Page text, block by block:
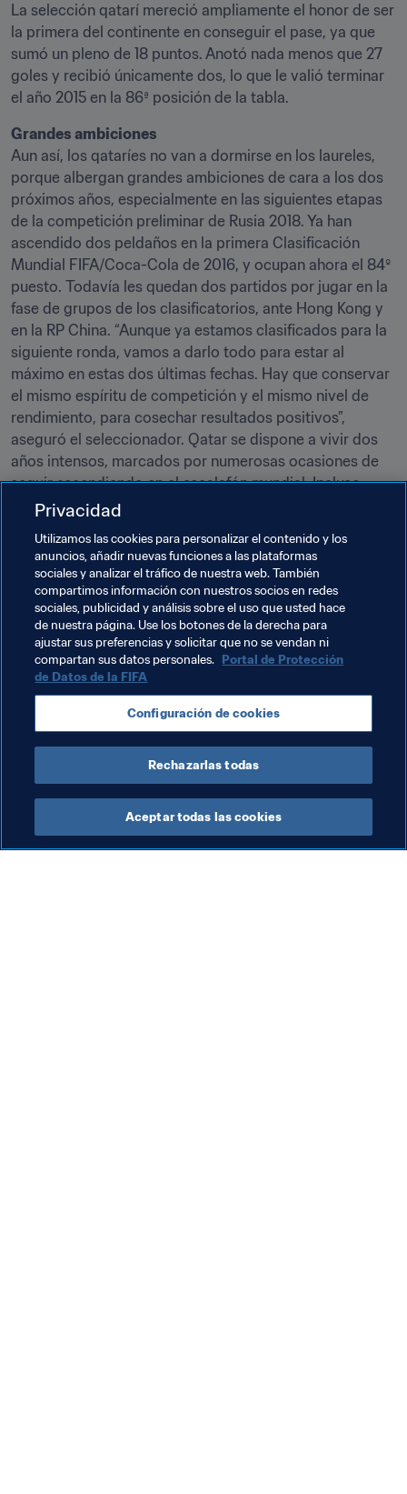
La selección qatarí mereció ampliamente el honor de ser
la primera del continente en conseguir el pase, ya que
sumó un pleno de 18 puntos. Anotó nada menos que 27
goles y recibió únicamente dos, lo que le valió terminar
el año 2015 en la 86ª posición de la tabla.
Grandes ambiciones
Aun así, los qataríes no van a dormirse en los laureles,
porque albergan grandes ambiciones de cara a los dos
próximos años, especialmente en las siguientes etapas
de la competición preliminar de Rusia 2018. Ya han
ascendido dos peldaños en la primera Clasificación
Mundial FIFA/Coca-Cola de 2016, y ocupan ahora el 84º
puesto. Todavía les quedan dos partidos por jugar en la
fase de grupos de los clasificatorios, ante Hong Kong y
en la RP China. “Aunque ya estamos clasificados para la
siguiente ronda, vamos a darlo todo para estar al
máximo en estas dos últimas fechas. Hay que conservar
el mismo espíritu de competición y el mismo nivel de
rendimiento, para cosechar resultados positivos”,
aseguró el seleccionador. Qatar se dispone a vivir dos
años intensos, marcados por numerosas ocasiones de
seguir ascendiendo en el escalafón mundial. Incluso
podría regresar a la 58ª plaza, algo que no ocurre desde
apoyo de sus aficionados para intentar lograr una
primera clasificación para la gran cita mundialista antes
de 2022.
Temas relacionados
Clasificación masculina
Clasificación Mundial FIFA Qatar AFC
Privacidad
Utilizamos las cookies para personalizar el contenido y los
anuncios, añadir nuevas funciones a las plataformas
sociales y analizar el tráfico de nuestra web. También
compartimos información con nuestros socios en redes
sociales, publicidad y análisis sobre el uso que usted hace
de nuestra página. Use los botones de la derecha para
ajustar sus preferencias y solicitar que no se vendan ni
compartan sus datos personales. Portal de Protección
de Datos de la FIFA
Configuración de cookies
Rechazarlas todas
Aceptar todas las cookies